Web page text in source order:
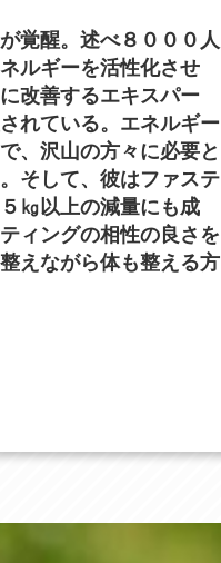
覚醒。述べ８０００人
ルギーを活性化させ
改善するエキスパー
れている。エネルギー
、沢山の方々に必要と
そして、彼はファステ
㎏以上の減量にも成
ィングの相性の良さを
えながら体も整える方